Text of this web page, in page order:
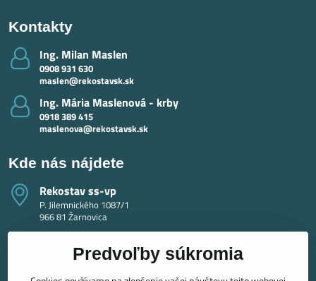
Kontakty
Ing​. Milan Maslen
0908 931 630
maslen@rekostavsk.sk
Ing​. Mária Maslenová - krby
0918 389 415
maslenova@rekostavsk.sk
Kde nás nájdete
Rekostav ss-vp
P. Jilemnického 1087/1
966 81 Žarnovica
Predvoľby súkromia